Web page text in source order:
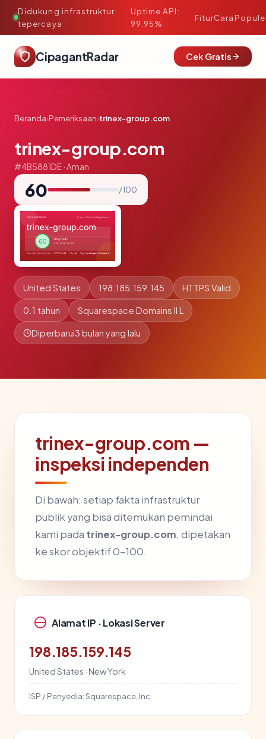
Didukung infrastruktur
tepercaya
·
Uptime API:
99.95%
FiturCara
CipagantRadar Cek Gratis
Beranda›Pemeriksaan›trinex-group.com
trinex-group.com
#4B5881DE · Aman
60 / 100
United States 198.185.159.145 HTTPS Valid
0.1 tahun Squarespace Domains II L
Diperbarui3 bulan yang lalu
trinex-group.com —
inspeksi independen
Di bawah: setiap fakta infrastruktur
publik yang bisa ditemukan pemindai
kami pada trinex-group.com, dipetakan
ke skor objektif 0-100.
Alamat IP · Lokasi Server
198.185.159.145
United States · New York
ISP / Penyedia:Squarespace, Inc.